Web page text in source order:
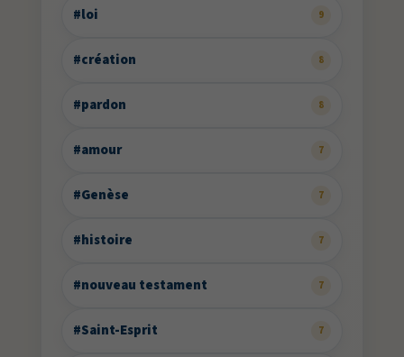
#loi 9
#création 8
#pardon 8
#amour 7
#Genèse 7
#histoire 7
#nouveau testament 7
#Saint-Esprit 7